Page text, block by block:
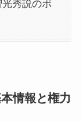
秀説のポ
情報と権力